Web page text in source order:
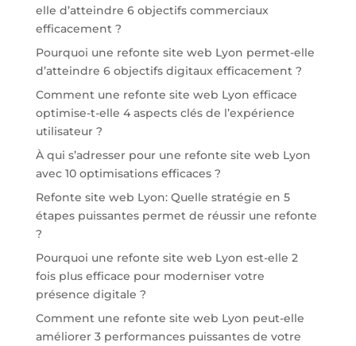
elle d’atteindre 6 objectifs commerciaux
efficacement ?
Pourquoi une refonte site web Lyon permet-elle
d’atteindre 6 objectifs digitaux efficacement ?
Comment une refonte site web Lyon efficace
optimise-t-elle 4 aspects clés de l’expérience
utilisateur ?
À qui s’adresser pour une refonte site web Lyon
avec 10 optimisations efficaces ?
Refonte site web Lyon: Quelle stratégie en 5
étapes puissantes permet de réussir une refonte
?
Pourquoi une refonte site web Lyon est-elle 2
fois plus efficace pour moderniser votre
présence digitale ?
Comment une refonte site web Lyon peut-elle
améliorer 3 performances puissantes de votre